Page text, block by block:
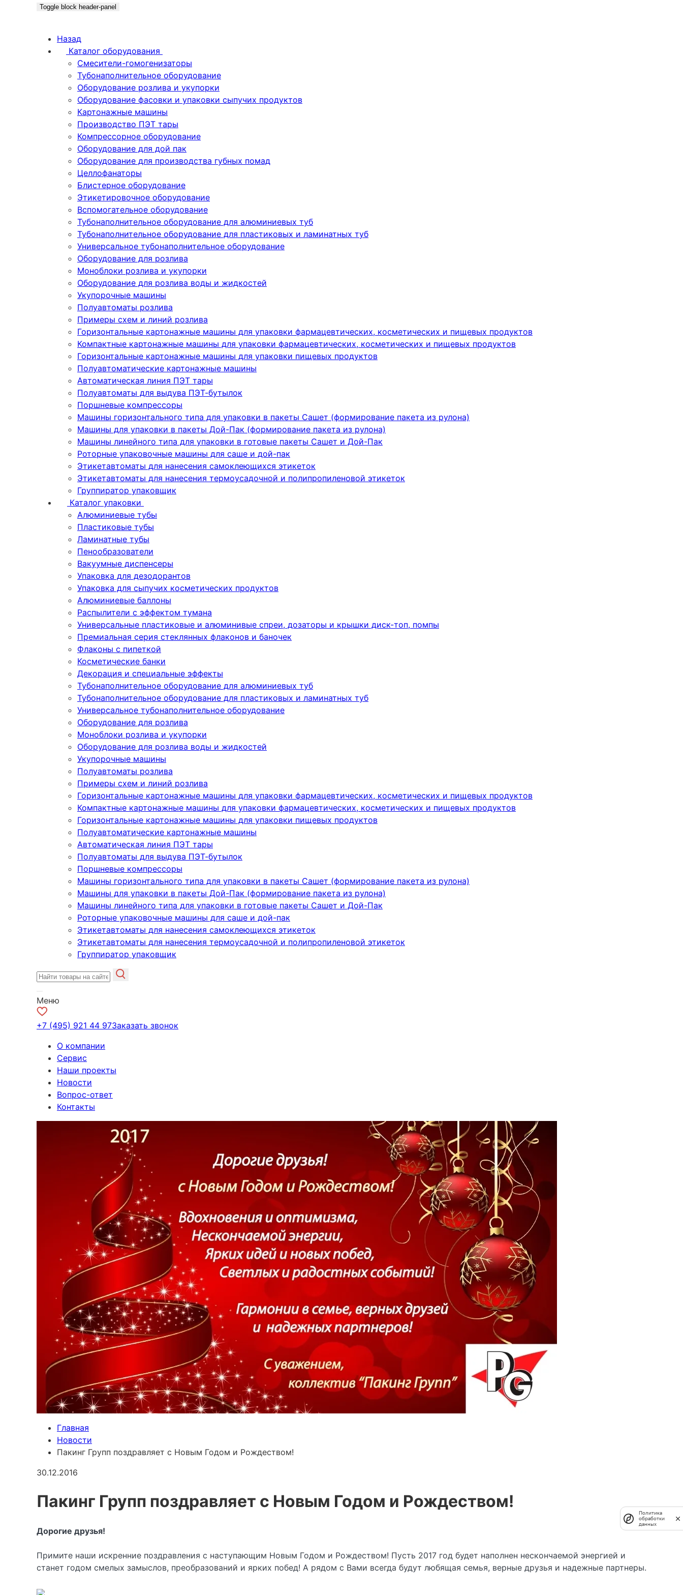
Toggle block header-panel
Назад
Каталог оборудования
Смесители-гомогенизаторы
Тубонаполнительное оборудование
Оборудование розлива и укупорки
Оборудование фасовки и упаковки сыпучих продуктов
Картонажные машины
Производство ПЭТ тары
Компрессорное оборудование
Оборудование для дой пак
Оборудование для производства губных помад
Целлофанаторы
Блистерное оборудование
Этикетировочное оборудование
Вспомогательное оборудование
Тубонаполнительное оборудование для алюминиевых туб
Тубонаполнительное оборудование для пластиковых и ламинатных туб
Универсальное тубонаполнительное оборудование
Оборудование для розлива
Моноблоки розлива и укупорки
Оборудование для розлива воды и жидкостей
Укупорочные машины
Полуавтоматы розлива
Примеры схем и линий розлива
Горизонтальные картонажные машины для упаковки фармацевтических, косметических и пищевых продуктов
Компактные картонажные машины для упаковки фармацевтических, косметических и пищевых продуктов
Горизонтальные картонажные машины для упаковки пищевых продуктов
Полуавтоматические картонажные машины
Автоматическая линия ПЭТ тары
Полуавтоматы для выдува ПЭТ-бутылок
Поршневые компрессоры
Машины горизонтального типа для упаковки в пакеты Сашет (формирование пакета из рулона)
Машины для упаковки в пакеты Дой-Пак (формирование пакета из рулона)
Машины линейного типа для упаковки в готовые пакеты Сашет и Дой-Пак
Роторные упаковочные машины для саше и дой-пак
Этикетавтоматы для нанесения самоклеющихся этикеток
Этикетавтоматы для нанесения термоусадочной и полипропиленовой этикеток
Группиратор упаковщик
Каталог упаковки
Алюминиевые тубы
Пластиковые тубы
Ламинатные тубы
Пенообразователи
Вакуумные диспенсеры
Упаковка для дезодорантов
Упаковка для сыпучих косметических продуктов
Алюминиевые баллоны
Распылители с эффектом тумана
Универсальные пластиковые и алюминивые спреи, дозаторы и крышки диск-топ, помпы
Премиальная серия стеклянных флаконов и баночек
Флаконы с пипеткой
Косметические банки
Декорация и специальные эффекты
Тубонаполнительное оборудование для алюминиевых туб
Тубонаполнительное оборудование для пластиковых и ламинатных туб
Универсальное тубонаполнительное оборудование
Оборудование для розлива
Моноблоки розлива и укупорки
Оборудование для розлива воды и жидкостей
Укупорочные машины
Полуавтоматы розлива
Примеры схем и линий розлива
Горизонтальные картонажные машины для упаковки фармацевтических, косметических и пищевых продуктов
Компактные картонажные машины для упаковки фармацевтических, косметических и пищевых продуктов
Горизонтальные картонажные машины для упаковки пищевых продуктов
Полуавтоматические картонажные машины
Автоматическая линия ПЭТ тары
Полуавтоматы для выдува ПЭТ-бутылок
Поршневые компрессоры
Машины горизонтального типа для упаковки в пакеты Сашет (формирование пакета из рулона)
Машины для упаковки в пакеты Дой-Пак (формирование пакета из рулона)
Машины линейного типа для упаковки в готовые пакеты Сашет и Дой-Пак
Роторные упаковочные машины для саше и дой-пак
Этикетавтоматы для нанесения самоклеющихся этикеток
Этикетавтоматы для нанесения термоусадочной и полипропиленовой этикеток
Группиратор упаковщик
Меню
+7 (495) 921 44 97Заказать звонок
О компании
Сервис
Наши проекты
Новости
Вопрос-ответ
Контакты
Главная
Новости
Пакинг Групп поздравляет с Новым Годом и Рождеством!
30.12.2016
Пакинг Групп поздравляет с Новым Годом и Рождеством!
Дорогие друзья!
Примите наши искренние поздравления с наступающим Новым Годом и Рождеством! Пусть 2017 год будет наполнен нескончаемой энергией и
станет годом смелых замыслов, преобразований и ярких побед! А рядом с Вами всегда будут любящая семья, верные друзья и надежные партнеры.
Политика
обработки
данных